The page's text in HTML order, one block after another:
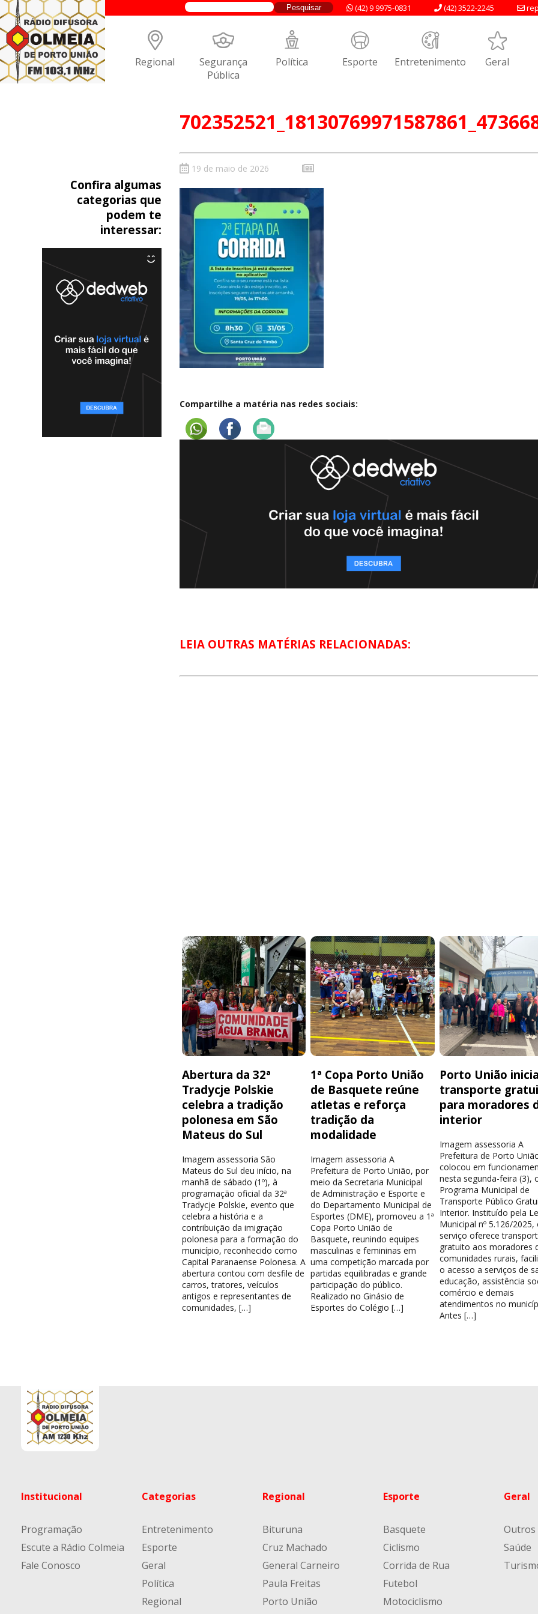
(42) 3522-2245
(42) 9 9975-0831
Regional Segurança
Pública
Política Esporte Entretenimento Geral
Confira algumas
categorias que
podem te
interessar:
19 de maio de 2026
Compartilhe a matéria nas redes sociais:
LEIA OUTRAS MATÉRIAS RELACIONADAS:
Abertura da 32ª
Tradycje Polskie
celebra a tradição
polonesa em São
Mateus do Sul
Imagem assessoria São
Mateus do Sul deu início, na
manhã de sábado (1º), à
programação oficial da 32ª
Tradycje Polskie, evento que
celebra a história e a
contribuição da imigração
polonesa para a formação do
município, reconhecido como
Capital Paranaense Polonesa. A
abertura contou com desfile de
carros, tratores, veículos
antigos e representantes de
comunidades, […]
1ª Copa Porto União
de Basquete reúne
atletas e reforça
tradição da
modalidade
Imagem assessoria A
Prefeitura de Porto União, por
meio da Secretaria Municipal
de Administração e Esporte e
do Departamento Municipal de
Esportes (DME), promoveu a 1ª
Copa Porto União de
Basquete, reunindo equipes
masculinas e femininas em
uma competição marcada por
partidas equilibradas e grande
participação do público.
Realizado no Ginásio de
Esportes do Colégio […]
Porto União
transporte
para moradores
interior
Imagem assessoria A
Prefeitura de Porto
colocou em
nesta segunda-feira (3),
Programa Municipal de
Transporte Público
Interior. Instituído pela
Municipal nº 5.126/2025,
serviço oferece
gratuito aos moradores
comunidades rurais,
o acesso a serviços de
educação, assistência
comércio e demais
atendimentos no
Antes […]
Institucional
Programação
Escute a Rádio Colmeia
Fale Conosco
Categorias
Entretenimento
Esporte
Geral
Política
Regional
Regional
Bituruna
Cruz Machado
General Carneiro
Paula Freitas
Porto União
Esporte
Basquete
Ciclismo
Corrida de Rua
Futebol
Motociclismo
Geral
Outros
Saúde